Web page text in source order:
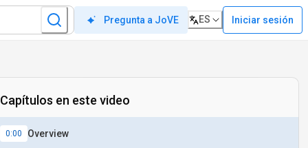
Pregunta a JoVE ES Iniciar sesión
Capítulos en este video
0:00 Overview